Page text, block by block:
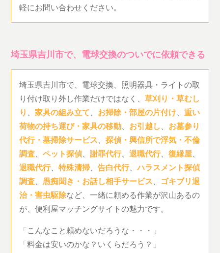
軽にお問い合わせください。
埼玉県吉川市で、電球交換のついでに依頼できる
埼玉県吉川市で、電球交換、照明器具・ライトの取
り付け取り外し作業だけではなく、草刈り・草むし
り 、家具の組み立て、 お掃除・部屋の片付け、重い
荷物の持ち運び・家具の移動、 お引越し、 お墓参り
代行・墓掃除サービス、探偵・興信所で浮気・不倫
調査、ペット探偵、謝罪代行、退職代行、復縁屋、
退職代行、特殊清掃、告白代行、ハラスメント探偵
調査、愚痴聞き・お話し相手サービス、 ゴキブリ退
治・害虫駆除など、一緒に頼める作業が沢山あるの
が、便利屋マッチングサイトの魅力です。
「こんなこと頼めないだろうな・・・」
「料金は安いのかな？いくらだろう？」